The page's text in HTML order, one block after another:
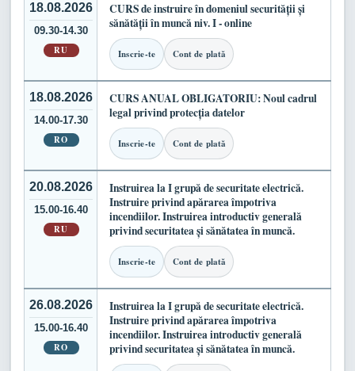
18.08.2026
09.30-14.30
RU
CURS de instruire în domeniul securității și
sănătății în muncă niv. I - online
Inscrie-te Cont de plată
18.08.2026
14.00-17.30
RO
CURS ANUAL OBLIGATORIU: Noul cadrul
legal privind protecția datelor
Inscrie-te Cont de plată
20.08.2026
15.00-16.40
RU
Instruirea la I grupă de securitate electrică.
Instruire privind apărarea împotriva
incendiilor. Instruirea introductiv generală
privind securitatea și sănătatea în muncă.
Inscrie-te Cont de plată
26.08.2026
15.00-16.40
RO
Instruirea la I grupă de securitate electrică.
Instruire privind apărarea împotriva
incendiilor. Instruirea introductiv generală
privind securitatea și sănătatea în muncă.